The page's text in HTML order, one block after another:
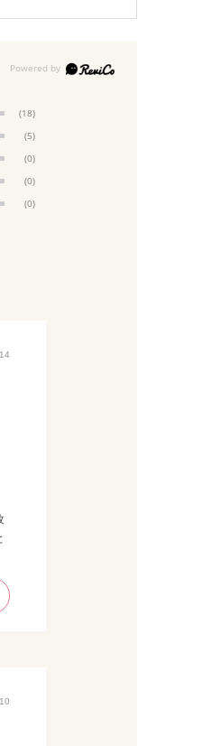
(18)
(5)
(0)
(0)
(0)